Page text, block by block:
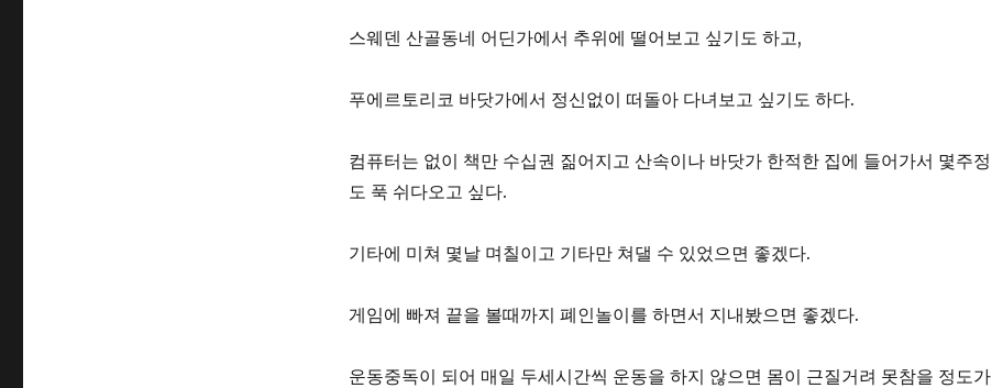
스웨덴 산골동네 어딘가에서 추위에 떨어보고 싶기도 하고,
푸에르토리코 바닷가에서 정신없이 떠돌아 다녀보고 싶기도 하다.
컴퓨터는 없이 책만 수십권 짊어지고 산속이나 바닷가 한적한 집에 들어가서 몇주정
도 푹 쉬다오고 싶다.
기타에 미쳐 몇날 며칠이고 기타만 쳐댈 수 있었으면 좋겠다.
게임에 빠져 끝을 볼때까지 폐인놀이를 하면서 지내봤으면 좋겠다.
운동중독이 되어 매일 두세시간씩 운동을 하지 않으면 몸이 근질거려 못참을 정도가